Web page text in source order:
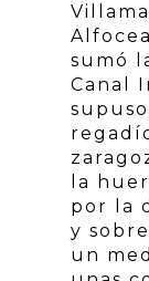
sumó
Canal
la
por la
y
un